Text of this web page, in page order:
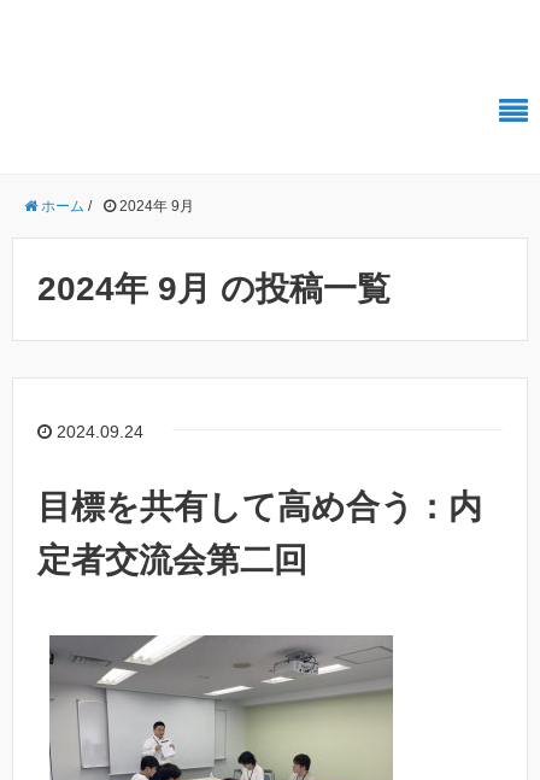
ホーム / 2024年 9月
2024年 9月 の投稿一覧
2024.09.24
目標を共有して高め合う：内
定者交流会第二回